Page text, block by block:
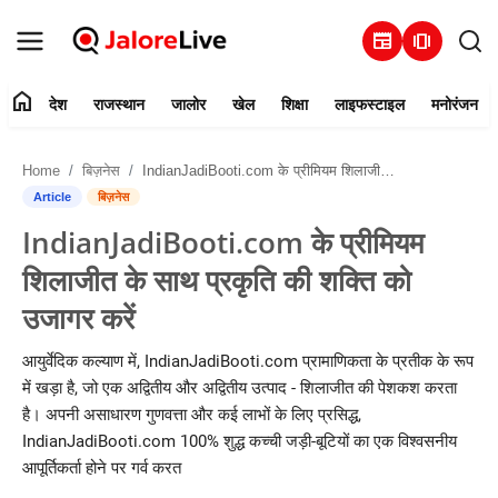
newspaper amp_stories
संपर्क करें
देश
राजस्थान
जालोर
खेल
शिक्षा
home देश राजस्थान जालोर खेल शिक्षा लाइफस्टाइल मनोरंजन
Home बिज़नेस IndianJadiBooti.com के प्रीमियम शिलाजीत के साथ प्रकृति की शक्ति को उजागर करें
Article बिज़नेस
IndianJadiBooti.com के प्रीमियम
शिलाजीत के साथ प्रकृति की शक्ति को
उजागर करें
आयुर्वेदिक कल्याण में, IndianJadiBooti.com प्रामाणिकता के प्रतीक के रूप
में खड़ा है, जो एक अद्वितीय और अद्वितीय उत्पाद - शिलाजीत की पेशकश करता
है। अपनी असाधारण गुणवत्ता और कई लाभों के लिए प्रसिद्ध,
IndianJadiBooti.com 100% शुद्ध कच्ची जड़ी-बूटियों का एक विश्वसनीय
आपूर्तिकर्ता होने पर गर्व करत